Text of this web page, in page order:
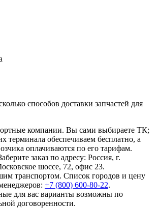
способов доставки запчастей для
компании. Вы сами выбираете ТК;
терминала обеспечиваем бесплатно, а
оплачиваются по его тарифам.
заказ по адресу: Россия, г.
шоссе, 72, офис 23.
транспортом. Список городов и цену
+7 (800) 600-80-22.
для вас варианты возможны по
договоренности.